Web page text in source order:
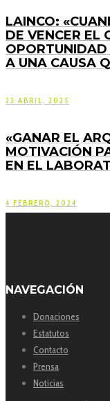
LAINCO:
DE VENCER EL
OPORTUNIDAD
A UNA CAUSA
23 ABRIL, 2025
«GANAR EL
MOTIVACIÓN
EN EL
4 FEBRERO, 2024
NAVEGACIÓN
Donaciones
Estatutos
Contacto
Prensa
Noticias